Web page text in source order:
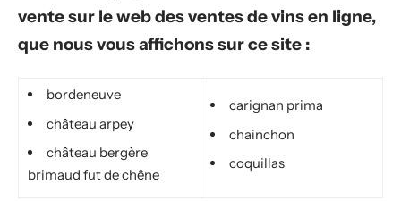
vente sur le web des ventes de vins en ligne,
que nous vous affichons sur ce site :
bordeneuve
château arpey
château bergère
brimaud fut de chêne
carignan prima
chainchon
coquillas